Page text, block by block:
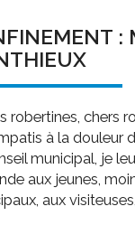
:
robertines, chers
à la douleur
municipal, je
aux jeunes,
aux